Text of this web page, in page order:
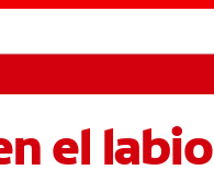
el labio